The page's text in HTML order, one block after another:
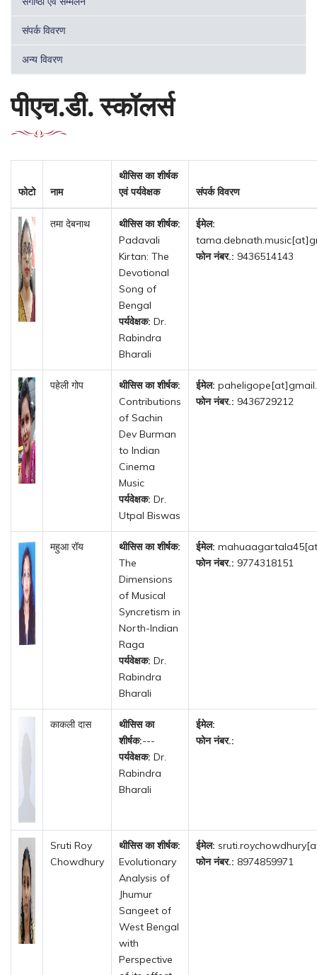
संपर्क विवरण
अन्य विवरण
पीएच.डी. स्कॉलर्स
फोटो नाम
थीसिस का शीर्षक
एवं पर्यवेक्षक
संपर्क विवरण
तमा देबनाथ
थीसिस का शीर्षक:
Padavali
Kirtan: The
Devotional
Song of
Bengal
पर्यवेक्षक: Dr.
Rabindra
Bharali
ईमेल:
फोन नंबर.: 9436514143
पहेली गोप
थीसिस का शीर्षक:
Contributions
of Sachin
Dev Burman
to Indian
Cinema
Music
पर्यवेक्षक: Dr.
Utpal Biswas
ईमेल:
फोन नंबर.: 9436729212
महुआ रॉय
थीसिस का शीर्षक:
The
Dimensions
of Musical
Syncretism in
North-Indian
Raga
पर्यवेक्षक: Dr.
Rabindra
Bharali
ईमेल:
फोन नंबर.: 9774318151
काकली दास
थीसिस का
शीर्षक:---
पर्यवेक्षक: Dr.
Rabindra
Bharali
ईमेल:
फोन नंबर.:
Sruti Roy
Chowdhury
थीसिस का शीर्षक:
Evolutionary
Analysis of
Jhumur
Sangeet of
West Bengal
with
Perspective
ईमेल:
फोन नंबर.: 8974859971